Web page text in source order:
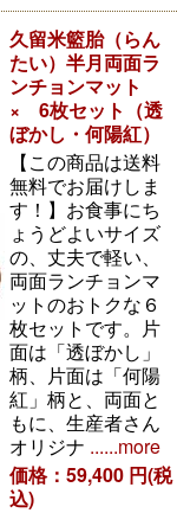
久留米籃胎（らん
たい）半月両面ラ
ンチョンマット
× 6枚セット（透
ぼかし・何陽紅）
【この商品は送料
無料でお届けしま
す！】お食事にち
ょうどよいサイズ
の、丈夫で軽い、
両面ランチョンマ
ットのおトクな６
枚セットです。片
面は「透ぼかし」
柄、片面は「何陽
紅」柄と、両面と
もに、生産者さん
オリジナ ......more
価格：59,400 円(税
込)